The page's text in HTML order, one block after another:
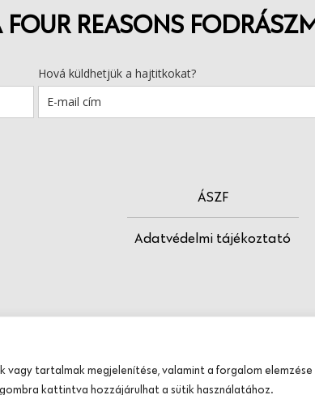
tartalmak megjelenítése, valamint a forgalom elemzése
kattintva hozzájárulhat a sütik használatához.
FOUR REASONS
Hová küldhetjük a hajtitkokat?
ÁSZF
Adatvédelmi tájékoztató